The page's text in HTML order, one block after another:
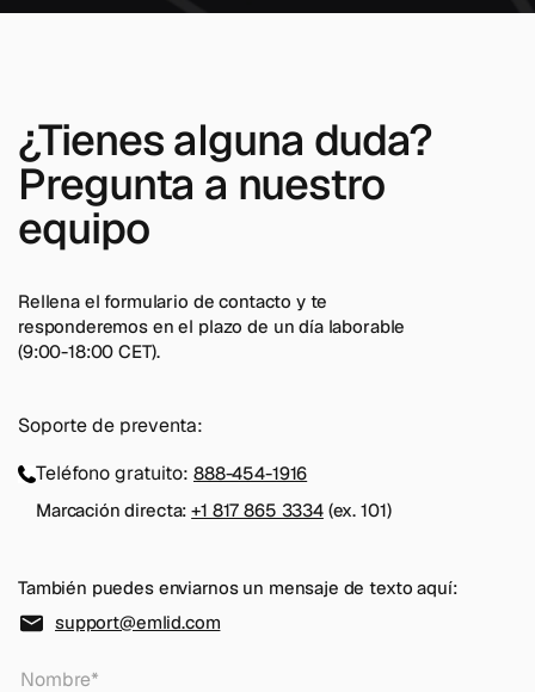
¿Tienes alguna duda?
Pregunta a nuestro
equipo
Rellena el formulario de contacto y te
responderemos en el plazo de un día laborable
(9:00-18:00 CET).
Soporte de preventa:
Teléfono gratuito: 888-454-1916
Marcación directa:+1 817 865 3334(ex. 101)
También puedes enviarnos un mensaje de texto aquí:
support@emlid.com